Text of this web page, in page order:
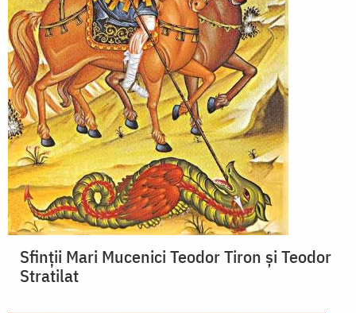
Sfinții Mari Mucenici Teodor Tiron și Teodor
Stratilat